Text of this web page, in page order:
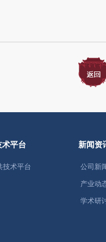
术平台
技术平台
新闻资
公司新
产业动
学术研